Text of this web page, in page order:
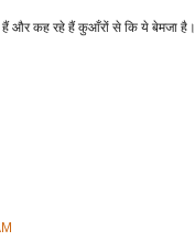
और कह रहे हैं कुआँरों से कि ये बेमजा है।